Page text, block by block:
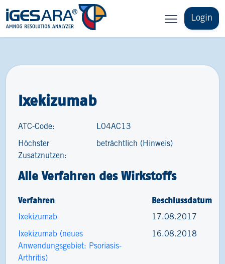
Login
Ixekizumab
ATC-Code: L04AC13
Höchster
Zusatznutzen:
beträchtlich (Hinweis)
Alle Verfahren des Wirkstoffs
Verfahren Beschlussdatum
Ixekizumab 17.08.2017
Ixekizumab (neues
Anwendungsgebiet: Psoriasis-
Arthritis)
16.08.2018